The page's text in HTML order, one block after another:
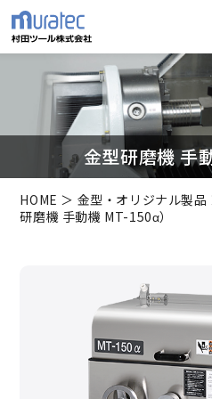
金型研磨機 手
HOME ＞ 金型・オリジナル製品
研磨機 手動機 MT-150α）